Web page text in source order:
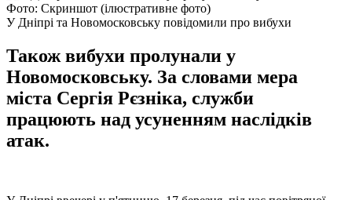
Фото: Скриншот (ілюстративне фото)
У Дніпрі та Новомосковську повідомили про вибухи
Також вибухи пролунали у
Новомосковську. За словами мера
міста Сергія Рєзніка, служби
працюють над усуненням наслідків
атак.